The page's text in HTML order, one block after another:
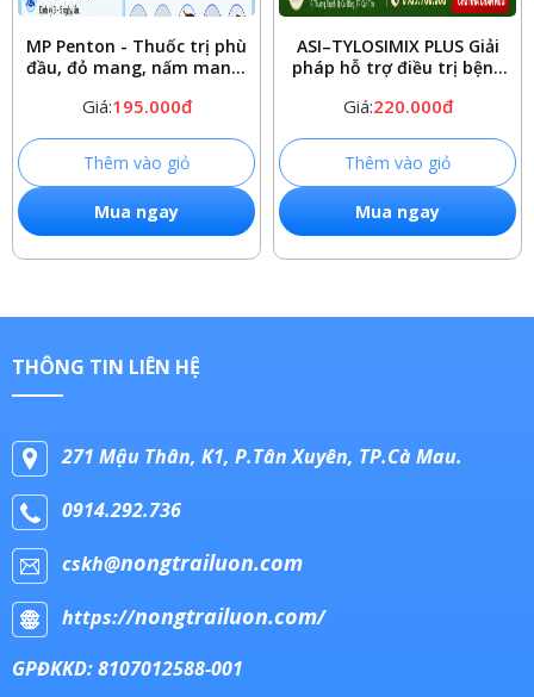
MP Penton - Thuốc trị phù
đầu, đỏ mang, nấm mang,
cá
Giá:195.000đ
Thêm vào giỏ
Mua ngay
ASI–TYLOSIMIX PLUS Giải
pháp hỗ trợ điều trị bệnh
quả, an toàn
Giá:220.000đ
Thêm vào giỏ
Mua ngay
THÔNG TIN LIÊN HỆ
271 Mậu Thân, K1, P.Tân Xuyên, TP.Cà Mau.
0914.292.736
cskh@nongtrailuon.com
https://nongtrailuon.com/
GPĐKKD: 8107012588-001